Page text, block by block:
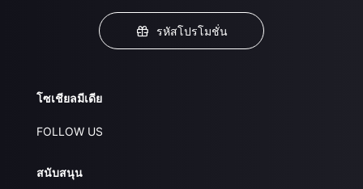
รหัสโปรโมชั่น
โซเชียลมีเดีย
FOLLOW US
สนับสนุน